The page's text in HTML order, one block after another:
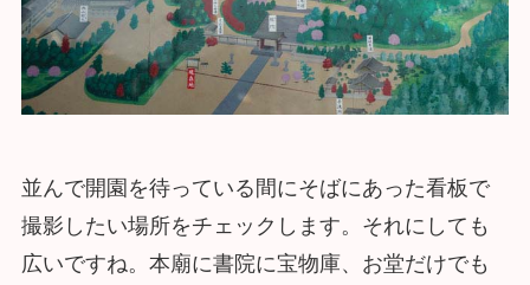
並んで開園を待っている間にそばにあった看板で
撮影したい場所をチェックします。それにしても
広いですね。本廟に書院に宝物庫、お堂だけでも